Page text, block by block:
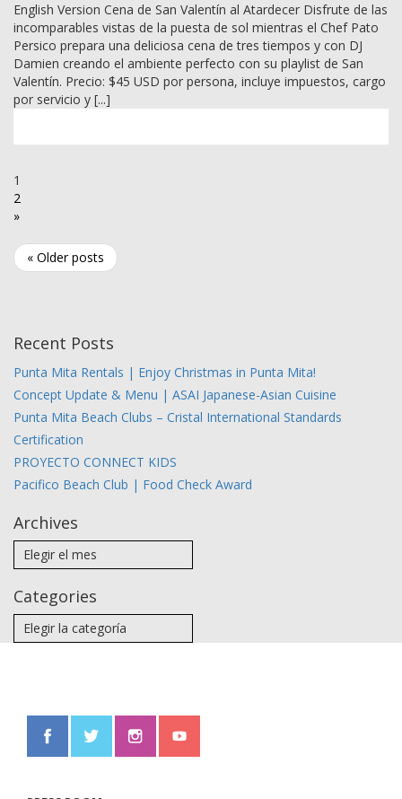
English Version Cena de San Valentín al Atardecer Disfrute de las
incomparables vistas de la puesta de sol mientras el Chef Pato
Persico prepara una deliciosa cena de tres tiempos y con DJ
Damien creando el ambiente perfecto con su playlist de San
Valentín. Precio: $45 USD por persona, incluye impuestos, cargo
por servicio y [...]
1
2
»
« Older posts
Recent Posts
Punta Mita Rentals | Enjoy Christmas in Punta Mita!
Concept Update & Menu | ASAI Japanese-Asian Cuisine
Punta Mita Beach Clubs – Cristal International Standards
Certification
PROYECTO CONNECT KIDS
Pacifico Beach Club | Food Check Award
Archives
Categories